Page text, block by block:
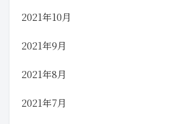
2021年10月
2021年9月
2021年8月
2021年7月